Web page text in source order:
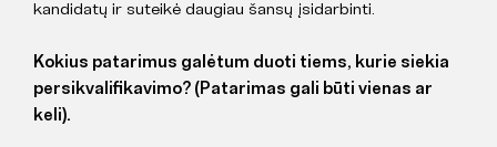
kandidatų ir suteikė daugiau šansų įsidarbinti.
Kokius patarimus galėtum duoti tiems, kurie siekia
persikvalifikavimo? (Patarimas gali būti vienas ar
keli).